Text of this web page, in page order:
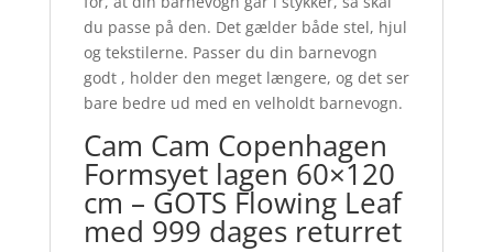
du passe på den. Det gælder både stel, hjul
og tekstilerne. Passer du din barnevogn
godt , holder den meget længere, og det ser
bare bedre ud med en velholdt barnevogn.
Cam Cam Copenhagen
Formsyet lagen 60×120
cm – GOTS Flowing Leaf
med 999 dages returret